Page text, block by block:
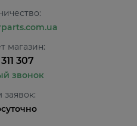
магазин:
307
звонок